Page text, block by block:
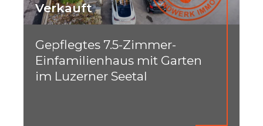
Verkauft
Gepflegtes 7.5-Zimmer-
Einfamilienhaus mit Garten
im Luzerner Seetal